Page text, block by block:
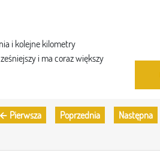
i kolejne kilometry
i ma coraz większy
← Pierwsza Poprzednia Następna